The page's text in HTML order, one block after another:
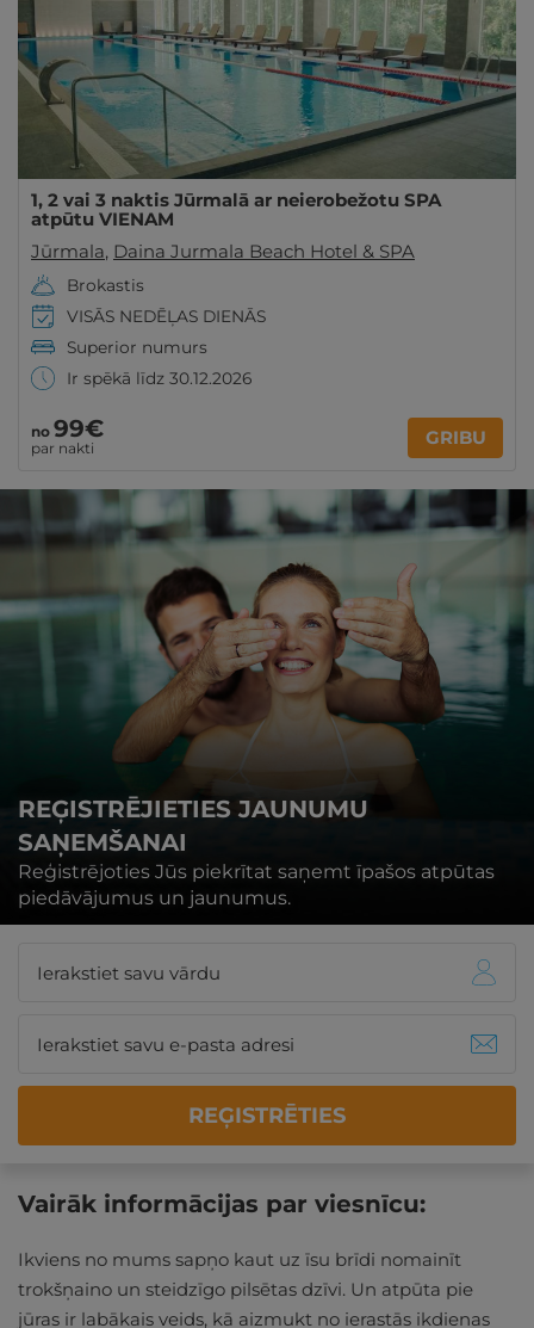
1, 2 vai 3 naktis Jūrmalā ar neierobežotu SPA
atpūtu VIENAM
Jūrmala, Daina Jurmala Beach Hotel & SPA
Brokastis
VISĀS NEDĒĻAS DIENĀS
Superior numurs
Ir spēkā līdz 30.12.2026
no 99€
par nakti GRIBU
REĢISTRĒJIETIES JAUNUMU
SAŅEMŠANAI
Reģistrējoties Jūs piekrītat saņemt īpašos atpūtas
piedāvājumus un jaunumus.
REĢISTRĒTIES
Vairāk informācijas par viesnīcu:
Ikviens no mums sapņo kaut uz īsu brīdi nomainīt
trokšņaino un steidzīgo pilsētas dzīvi. Un atpūta pie
jūras ir labākais veids, kā aizmukt no ierastās ikdienas